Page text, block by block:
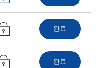
완료
완료